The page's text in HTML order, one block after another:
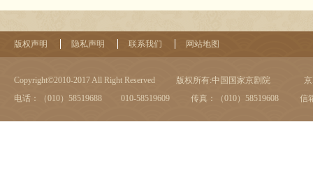
版权声明 隐私声明 联系我们 网站地图
Copyright©2010-2017 All Right Reserved 版权所有:中国国家京剧院
电话：（010）58519688 010-58519609
传真：（010）58519608 信